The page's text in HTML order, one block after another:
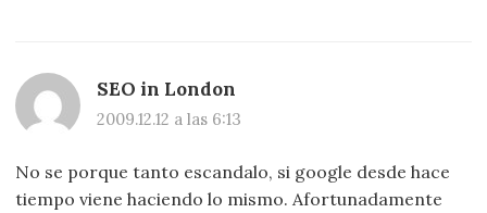
SEO in London
2009.12.12 a las 6:13
No se porque tanto escandalo, si google desde hace
tiempo viene haciendo lo mismo. Afortunadamente